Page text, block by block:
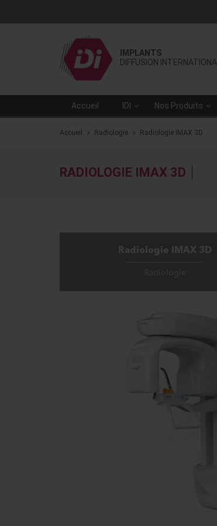
IMPLANTS
DIFFUSION INTERNATIONAL
Accueil IDI Nos Produits
Accueil Radiologie Radiologie IMAX 3D
RADIOLOGIE IMAX 3D
Radiologie IMAX 3D
Radiologie